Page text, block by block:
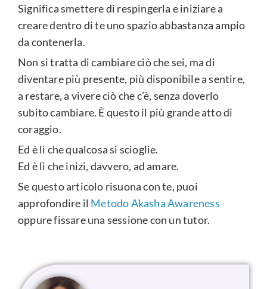
Significa smettere di respingerla e iniziare a
creare dentro di te uno spazio abbastanza ampio
da contenerla.
Non si tratta di cambiare ciò che sei, ma di
diventare più presente, più disponibile a sentire,
a restare, a vivere ciò che c’è, senza doverlo
subito cambiare. È questo il più grande atto di
coraggio.
Ed è lì che qualcosa si scioglie.
Ed è lì che inizi, davvero, ad amare.
Se questo articolo risuona con te, puoi
approfondire il Metodo Akasha Awareness
oppure fissare una sessione con un tutor.